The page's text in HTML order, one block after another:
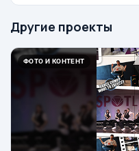
Другие проекты
ФОТО И КОНТЕНТ